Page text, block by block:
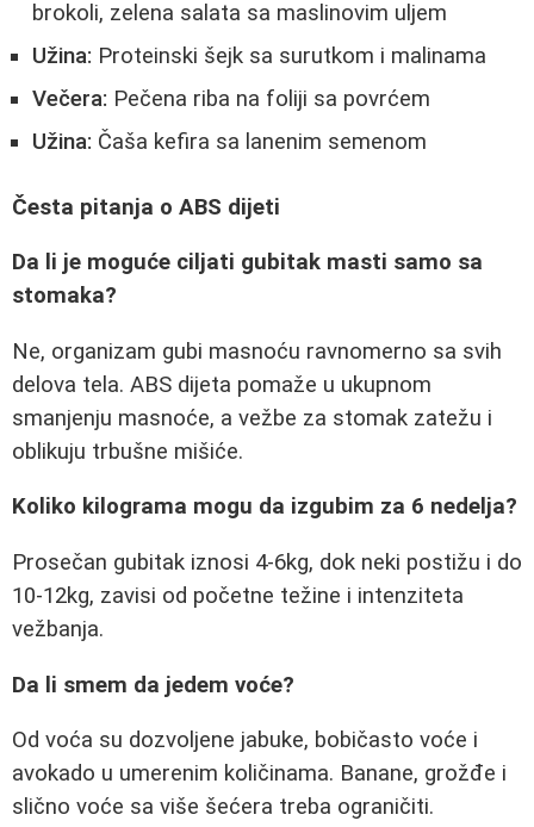
brokoli, zelena salata sa maslinovim uljem
Užina: Proteinski šejk sa surutkom i malinama
Večera: Pečena riba na foliji sa povrćem
Užina: Čaša kefira sa lanenim semenom
Česta pitanja o ABS dijeti
Da li je moguće ciljati gubitak masti samo sa
stomaka?
Ne, organizam gubi masnoću ravnomerno sa svih
delova tela. ABS dijeta pomaže u ukupnom
smanjenju masnoće, a vežbe za stomak zatežu i
oblikuju trbušne mišiće.
Koliko kilograma mogu da izgubim za 6 nedelja?
Prosečan gubitak iznosi 4-6kg, dok neki postižu i do
10-12kg, zavisi od početne težine i intenziteta
vežbanja.
Da li smem da jedem voće?
Od voća su dozvoljene jabuke, bobičasto voće i
avokado u umerenim količinama. Banane, grožđe i
slično voće sa više šećera treba ograničiti.